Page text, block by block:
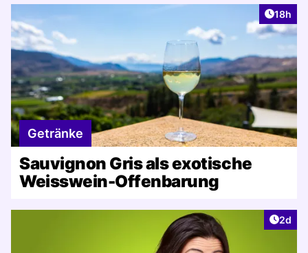
Artikel
18h
Getränke
Sauvignon Gris als exotische
Weisswein-Offenbarung
2d